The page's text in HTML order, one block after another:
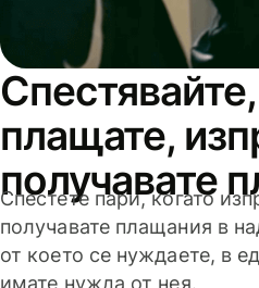
плащате,
получавате
Спестете пари, когато
получавате плащания в
от което се нуждаете, в
имате нужда от нея.